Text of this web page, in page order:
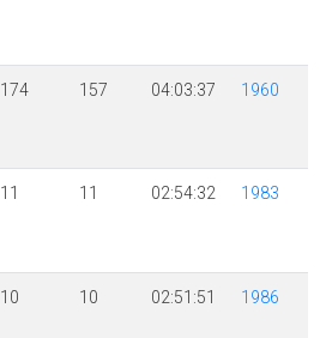
174 157 04:03:37 1960
11 11 02:54:32 1983
10 10 02:51:51 1986